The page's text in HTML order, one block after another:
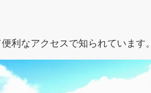
利なアクセスで知られています。